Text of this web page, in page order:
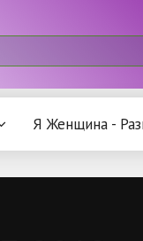
Я Женщина -